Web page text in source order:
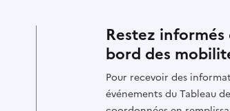
Restez
bord des
Pour recevoir des
événements du Tableau